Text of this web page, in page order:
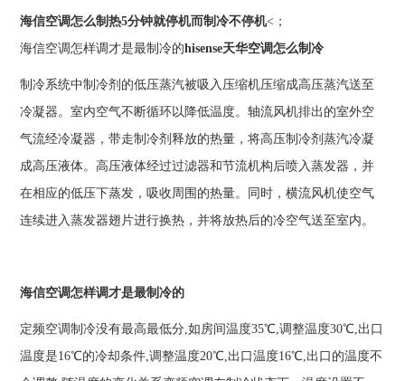
海信空调怎么制热5分钟就停机而制冷不停机<；
海信空调怎样调才是最制冷的hisense天华空调怎么制冷
制冷系统中制冷剂的低压蒸汽被吸入压缩机压缩成高压蒸汽送至
冷凝器。室内空气不断循环以降低温度。轴流风机排出的室外空
气流经冷凝器，带走制冷剂释放的热量，将高压制冷剂蒸汽冷凝
成高压液体。高压液体经过过滤器和节流机构后喷入蒸发器，并
在相应的低压下蒸发，吸收周围的热量。同时，横流风机使空气
连续进入蒸发器翅片进行换热，并将放热后的冷空气送至室内。
海信空调怎样调才是最制冷的
定频空调制冷没有最高最低分,如房间温度35℃,调整温度30℃,出口
温度是16℃的冷却条件,调整温度20℃,出口温度16℃,出口的温度不